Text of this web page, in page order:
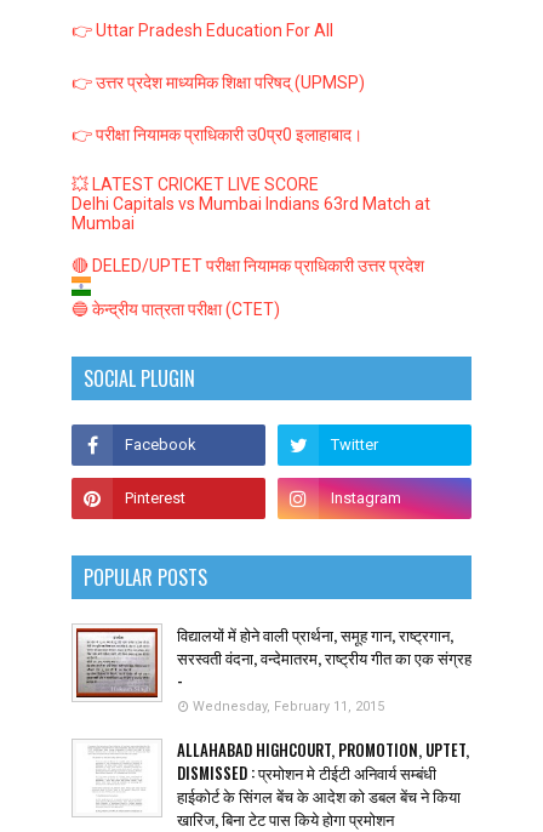
👉 Uttar Pradesh Education For All
👉 उत्तर प्रदेश माध्यमिक शिक्षा परिषद् (UPMSP)
👉 परीक्षा नियामक प्राधिकारी उ0प्र0 इलाहाबाद।
💥 LATEST CRICKET LIVE SCORE
Delhi Capitals vs Mumbai Indians 63rd Match at
Mumbai
🔴 DELED/UPTET परीक्षा नियामक प्राधिकारी उत्तर प्रदेश
🔵 केन्द्रीय पात्रता परीक्षा (CTET)
SOCIAL PLUGIN
POPULAR POSTS
विद्यालयों में होने वाली प्रार्थना, समूह गान, राष्ट्रगान,
सरस्वती वंदना, वन्देमातरम, राष्ट्रीय गीत का एक संग्रह
-
Wednesday, February 11, 2015
ALLAHABAD HIGHCOURT, PROMOTION, UPTET,
DISMISSED : प्रमोशन मे टीईटी अनिवार्य सम्बंधी
हाईकोर्ट के सिंगल बेंच के आदेश को डबल बेंच ने किया
खारिज, बिना टेट पास किये होगा प्रमोशन